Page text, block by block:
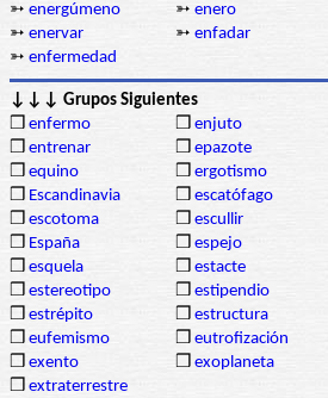
➳ energúmeno ➳ enero
➳ enervar ➳ enfadar
➳ enfermedad
↓↓↓ Grupos Siguientes
❒ enfermo ❒ enjuto
❒ entrenar ❒ epazote
❒ equino ❒ ergotismo
❒ Escandinavia ❒ escatófago
❒ escotoma ❒ escullir
❒ España ❒ espejo
❒ esquela ❒ estacte
❒ estereotipo ❒ estipendio
❒ estrépito ❒ estructura
❒ eufemismo ❒ eutrofización
❒ exento ❒ exoplaneta
❒ extraterrestre